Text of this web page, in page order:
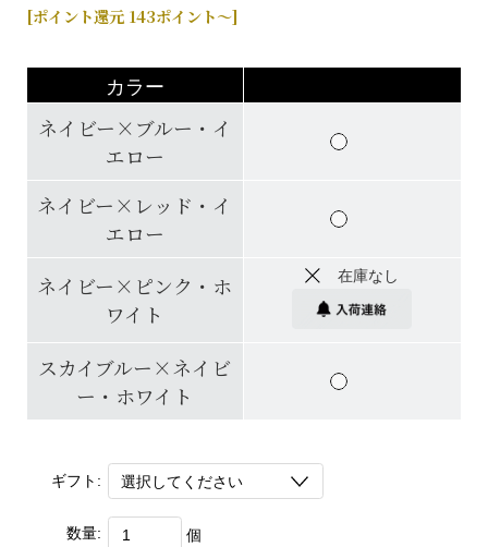
[ポイント還元 143ポイント～]
カラー
ネイビー×ブルー・イ
エロー
ネイビー×レッド・イ
エロー
ネイビー×ピンク・ホ
ワイト
在庫なし
スカイブルー×ネイビ
ー・ホワイト
ギフト:
数量: 個